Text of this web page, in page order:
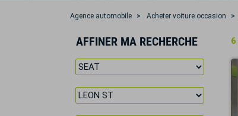
Agence automobile Acheter voiture occasion
AFFINER MA RECHERCHE 6